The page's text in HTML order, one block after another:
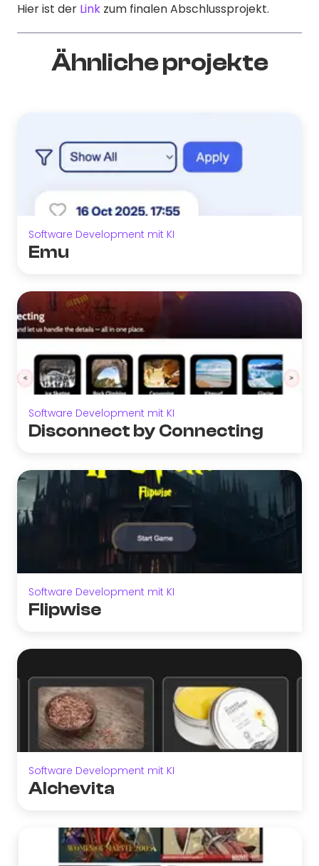
Hier ist der Link zum finalen Abschlussprojekt.
Ähnliche projekte
Software Development mit KI
Emu
Software Development mit KI
Disconnect by Connecting
Software Development mit KI
Flipwise
Software Development mit KI
Alchevita